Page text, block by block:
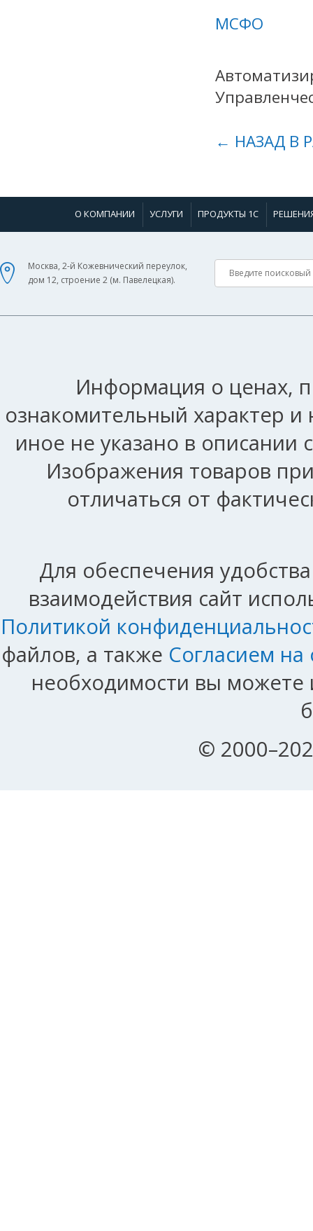
МСФО
← НАЗАД В
О КОМПАНИИ УСЛУГИ ПРОДУКТЫ 1С
Москва, 2-й Кожевнический переулок,
дом 12, строение 2 (м. Павелецкая).
Информация о ценах,
ознакомительный характер
иное не указано в описании
Изображения товаров
отличаться от
Для обеспечения
взаимодействия сайт
Политикой
файлов, а также Согласием
необходимости вы можете
©